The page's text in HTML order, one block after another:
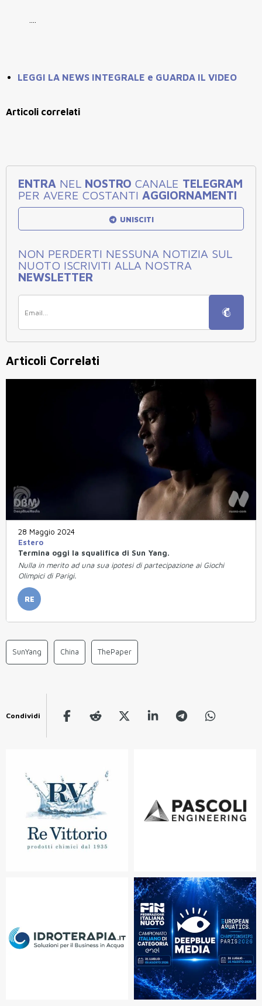
LEGGI LA NEWS INTEGRALE e GUARDA IL VIDEO
Articoli correlati
ENTRA NEL NOSTRO CANALE TELEGRAM
PER AVERE COSTANTI AGGIORNAMENTI
UNISCITI
NON PERDERTI NESSUNA NOTIZIA SUL
NUOTO ISCRIVITI ALLA NOSTRA
NEWSLETTER
Articoli Correlati
28 Maggio 2024
Estero
Termina oggi la squalifica di Sun Yang.
Nulla in merito ad una sua ipotesi di partecipazione ai Giochi
Olimpici di Parigi.
RE
SunYang China ThePaper
Condividi